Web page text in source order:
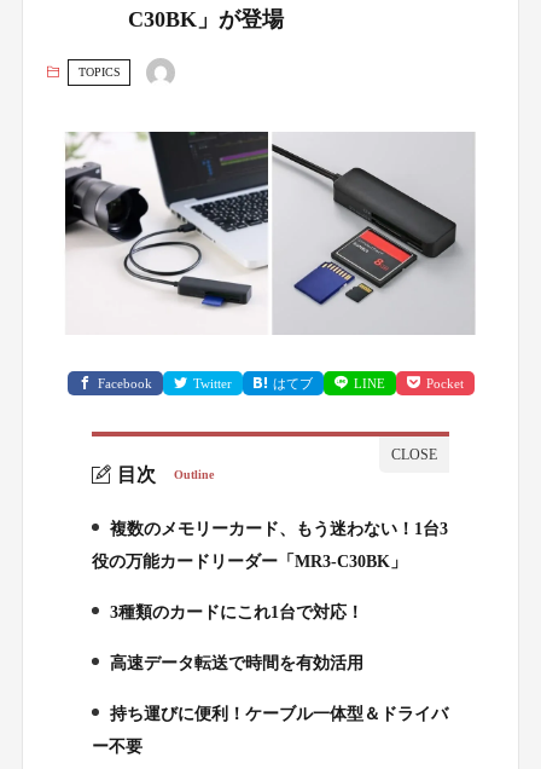
C30BK」が登場
TOPICS
Facebook Twitter はてブ LINE Pocket
目次 Outline
複数のメモリーカード、もう迷わない！1台3
役の万能カードリーダー「MR3-C30BK」
2.
3種類のカードにこれ1台で対応！
3.
高速データ転送で時間を有効活用
4.
持ち運びに便利！ケーブル一体型＆ドライバ
ー不要